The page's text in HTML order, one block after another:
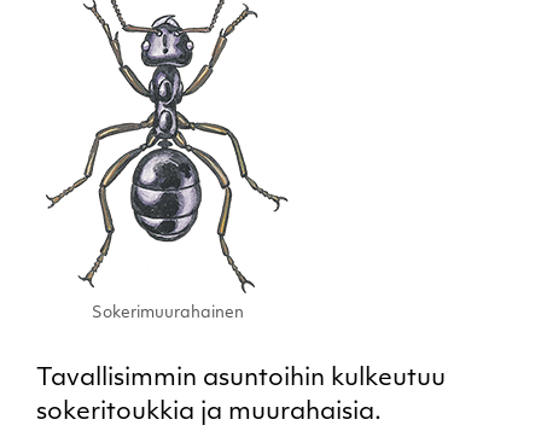
Sokerimuurahainen
Tavallisimmin asuntoihin kulkeutuu
sokeritoukkia ja muurahaisia.